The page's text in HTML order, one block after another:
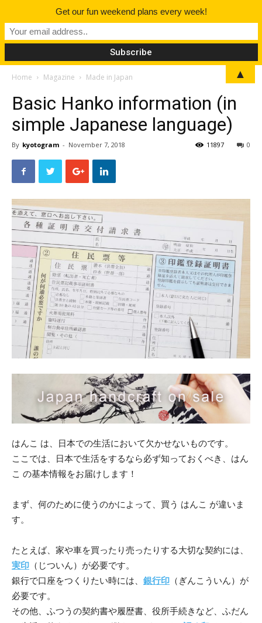
Home Magazine Made in Japan
Basic Hanko information (in
simple Japanese language)
By kyotogram - November 7, 2018 0
11897
はんこ は、日本での生活において欠かせないものです。
ここでは、日本で生活をするなら必ず知っておくべき、はん
こ の基本情報をお届けします！
まず、何のために使うのかによって、買う はんこ が違いま
す。
たとえば、家や車を買ったり売ったりする大切な契約には、
実印 （じついん）が必要です。
銀行で口座をつくりたい時には、 銀行印 （ぎんこういん）が
必要です。
その他、ふつうの契約書や履歴書、役所手続きなど、ふだん
Get our fun weekend plans every week!
▲